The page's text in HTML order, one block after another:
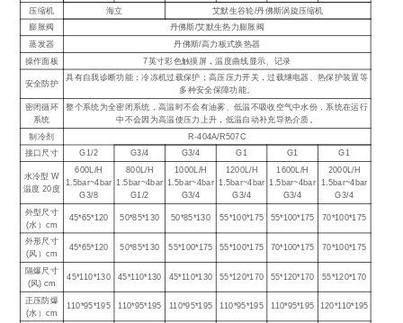
压缩机 海立 艾默生谷轮/丹佛斯涡旋压缩机
膨胀阀 丹佛斯/艾默生热力膨胀阀
蒸发器
丹佛斯/高力板式换热器
操作面板
7英寸彩色触摸屏，温度曲线显示、记录
安全防护
具有自我诊断功能；冷冻机过载保护；高压压力开关，过载继电器、热保护装置等
多种安全保障功能。
密闭循环
系统
整个系统为全密闭系统，高温时不会有油雾、低温不吸收空气中水份，系统在运行
中不会因为高温使压力上升，低温自动补充导热介质。
制冷剂 R-404A/R507C
接口尺寸 G1/2 G3/4 G3/4 G1 G1 G1
水冷型 W
温度 20度
600L/H
1.5bar~4bar
G3/8
800L/H
1.5bar~4bar
G1/2
1000L/H
1.5bar~4bar
G3/4
1200L/H
1.5bar~4bar
G3/4
1600L/H
1.5bar~4bar
G3/4
2000L/H
1.5bar~4bar
G3/4
外型尺寸
(水）cm
45*65*120 50*85*130 50*85*130 55*100*175 55*100*175 70*100*175
外形尺寸
(风）cm
45*65*120 50*85*130 55*100*175 55*100*175 70*100*175 70*100*175
隔爆尺寸
(风) cm
45*110*130 45*110*130 45*110*130 55*120*170 55*120*170 55*120*170
正压防爆
(水）cm
110*95*195 110*95*195 110*95*195 110*95*195 110*95*195 120*110*195